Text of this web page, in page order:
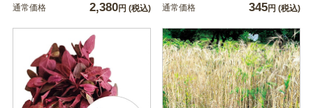
通常価格 2,380円 (税込) 通常価格 345円 (税込)